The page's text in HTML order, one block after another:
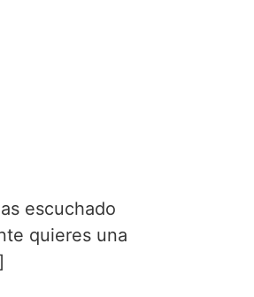
escuchado
quieres una